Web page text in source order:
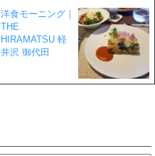
洋食モーニング｜
THE
HIRAMATSU 軽
井沢 御代田